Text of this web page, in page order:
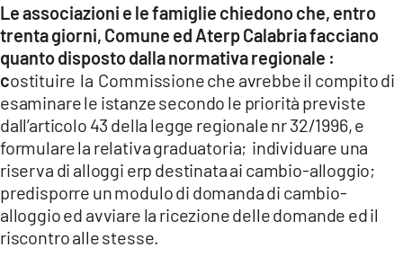
Le associazioni e le famiglie chiedono che, entro
trenta giorni, Comune ed Aterp Calabria facciano
quanto disposto dalla normativa regionale :
costituire la Commissione che avrebbe il compito di
esaminare le istanze secondo le priorità previste
dall’articolo 43 della legge regionale nr 32/1996, e
formulare la relativa graduatoria; individuare una
riserva di alloggi erp destinata ai cambio-alloggio;
predisporre un modulo di domanda di cambio-
alloggio ed avviare la ricezione delle domande ed il
riscontro alle stesse.